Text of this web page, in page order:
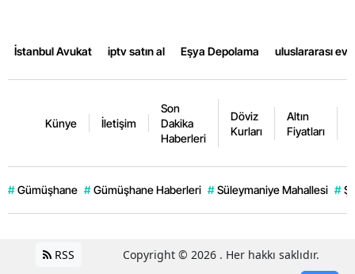
İstanbul Avukat iptv satın al Eşya Depolama uluslararası
Künye İletişim
Son
Dakika
Haberleri
Döviz
Kurları
Altın
Fiyatları
# Gümüşhane # Gümüşhane Haberleri # Süleymaniye Mahallesi #
RSS Copyright © 2026 . Her hakkı saklıdır.